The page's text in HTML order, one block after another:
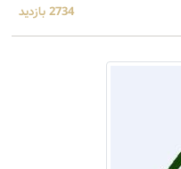
2734 بازدید